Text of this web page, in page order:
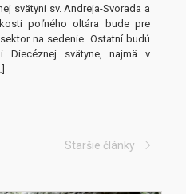
svätyni sv. Andreja-Svorada a
poľného oltára bude pre
na sedenie. Ostatní budú
svätyne, najmä v
Staršie články